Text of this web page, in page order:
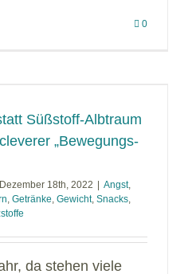
0
Süßstoff-Albtraum
„Bewegungs-
Dezember 18th, 2022 Angst,
, Getränke, Gewicht, Snacks,
da stehen viele